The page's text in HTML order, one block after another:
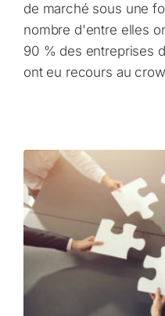
de marché sous une
nombre d'entre elles
90 % des entreprises
ont eu recours au